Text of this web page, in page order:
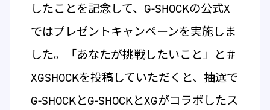
したことを記念して、G-SHOCKの公式X
ではプレゼントキャンペーンを実施しま
した。「あなたが挑戦したいこと」と＃
XGSHOCKを投稿していただくと、抽選で
G-SHOCKとG-SHOCKとXGがコラボしたス